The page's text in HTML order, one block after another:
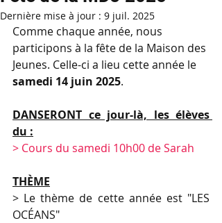
Dernière mise à jour : 9 juil. 2025
Comme chaque année, nous
participons à la fête de la Maison des
Jeunes. Celle-ci a lieu cette année le
samedi 14 juin 2025.
DANSERONT ce jour-là, les élèves
du :
> Cours du samedi 10h00 de Sarah
THÈME
> Le thème de cette année est "LES
OCÉANS"